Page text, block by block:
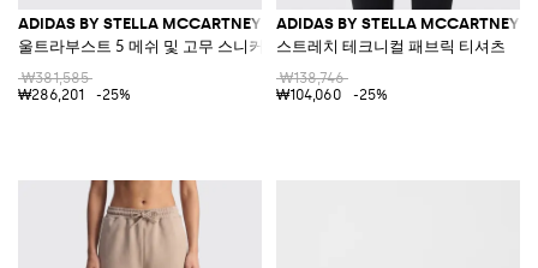
ADIDAS BY STELLA MCCARTNEY
울트라부스트 5 메쉬 및 고무 스니커즈
₩381,585
₩286,201
-25%
ADIDAS BY STELLA MCCARTNEY
스트레치 테크니컬 패브릭 티셔츠
₩138,746
₩104,060
-25%